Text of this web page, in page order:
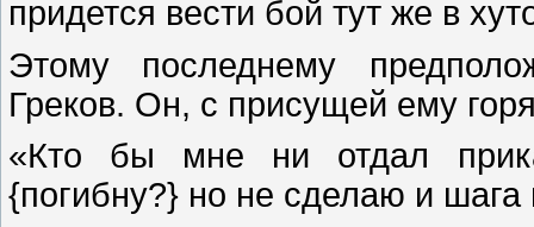
придется вести бой тут же в
Этому последнему
Греков. Он, с присущей ему
«Кто бы мне ни отдал
{погибну?} но не сделаю и шага